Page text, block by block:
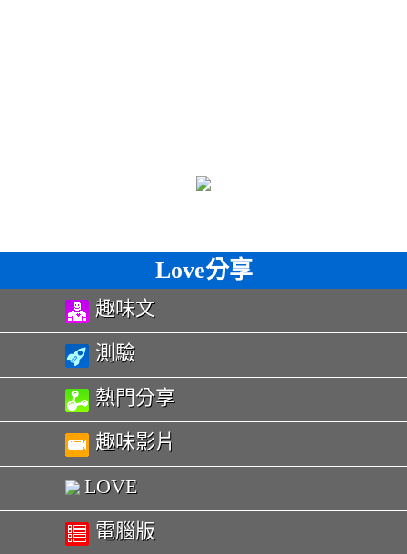
Love分享
趣味文
測驗
熱門分享
趣味影片
LOVE
電腦版